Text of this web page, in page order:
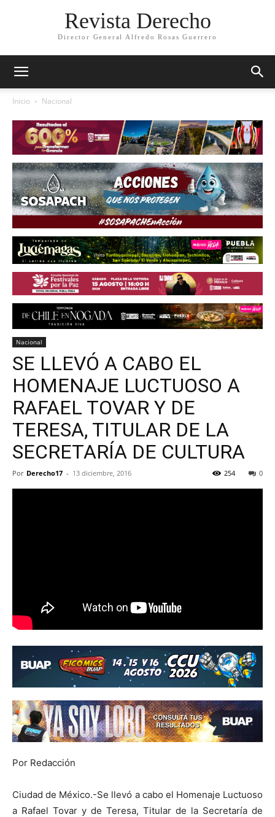
Revista Derecho
Director General Alfredo Rosas Guerrero
Inicio Nacional
Nacional
SE LLEVÓ A CABO EL
HOMENAJE LUCTUOSO A
RAFAEL TOVAR Y DE
TERESA, TITULAR DE LA
SECRETARÍA DE CULTURA
Por Derecho17 - 13 diciembre, 2016 0
254
Por Redacción
Ciudad de México.-Se llevó a cabo el Homenaje Luctuoso
a Rafael Tovar y de Teresa, Titular de la Secretaría de